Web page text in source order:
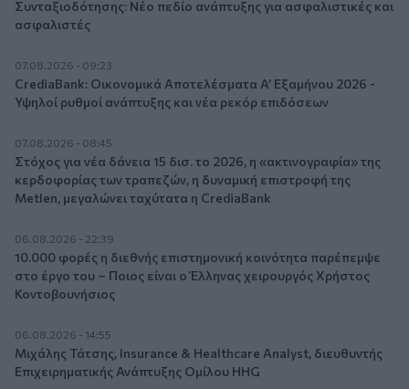
Συνταξιοδότησης: Νέο πεδίο ανάπτυξης για ασφαλιστικές και
ασφαλιστές
07.08.2026 - 09:23
CrediaBank: Οικονομικά Αποτελέσματα A’ Εξαμήνου 2026 -
Υψηλοί ρυθμοί ανάπτυξης και νέα ρεκόρ επιδόσεων
07.08.2026 - 08:45
Στόχος για νέα δάνεια 15 δισ. το 2026, η «ακτινογραφία» της
κερδοφορίας των τραπεζών, η δυναμική επιστροφή της
Metlen, μεγαλώνει ταχύτατα η CrediaBank
06.08.2026 - 22:39
10.000 φορές η διεθνής επιστημονική κοινότητα παρέπεμψε
στο έργο του – Ποιος είναι ο Έλληνας χειρουργός Χρήστος
Κοντοβουνήσιος
06.08.2026 - 14:55
Μιχάλης Τάτσης, Insurance & Healthcare Analyst, διευθυντής
Επιχειρηματικής Ανάπτυξης Ομίλου HHG